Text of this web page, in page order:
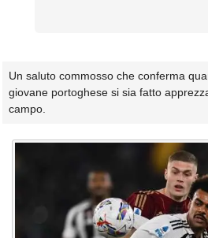
Un saluto commosso che conferma
giovane portoghese si sia fatto
campo.